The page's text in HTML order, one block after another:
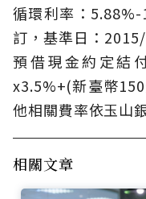
循環利率：
訂，基準日：
預借現金約定結
x3.5%+(新臺幣
他相關費率依玉山
相關文章